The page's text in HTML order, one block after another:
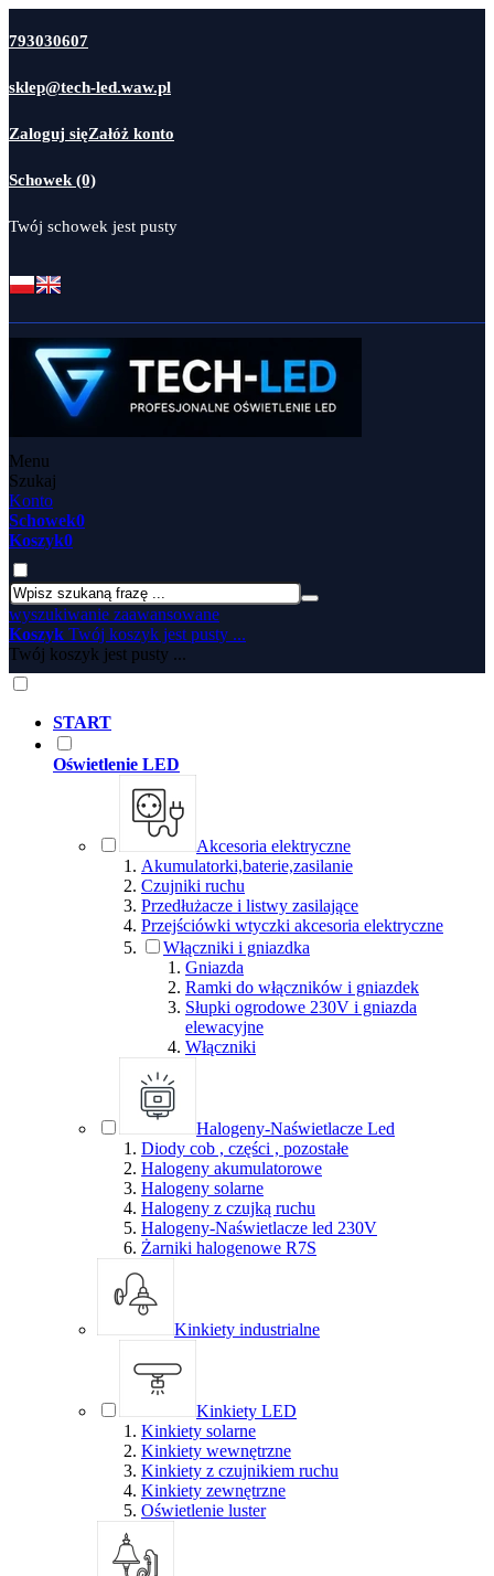
793030607
sklep@tech-led.waw.pl
Zaloguj sięZałóż konto
Schowek (0)
Twój schowek jest pusty
Menu
Szukaj
Konto
Schowek0
Koszyk0
wyszukiwanie zaawansowane
Koszyk Twój koszyk jest pusty ...
Twój koszyk jest pusty ...
START
Oświetlenie LED
Akcesoria elektryczne
Akumulatorki,baterie,zasilanie
Czujniki ruchu
Przedłużacze i listwy zasilające
Przejściówki wtyczki akcesoria elektryczne
Włączniki i gniazdka
Gniazda
Ramki do włączników i gniazdek
Słupki ogrodowe 230V i gniazda
elewacyjne
Włączniki
Halogeny-Naświetlacze Led
Diody cob , części , pozostałe
Halogeny akumulatorowe
Halogeny solarne
Halogeny z czujką ruchu
Halogeny-Naświetlacze led 230V
Żarniki halogenowe R7S
Kinkiety industrialne
Kinkiety LED
Kinkiety solarne
Kinkiety wewnętrzne
Kinkiety z czujnikiem ruchu
Kinkiety zewnętrzne
Oświetlenie luster